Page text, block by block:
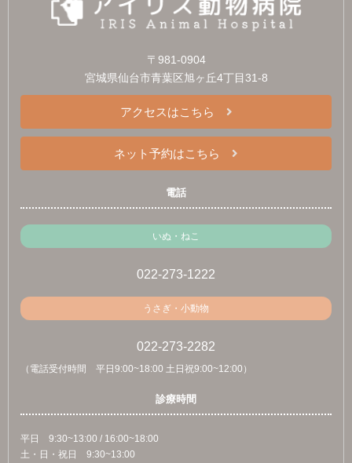
〒981-0904
宮城県仙台市青葉区旭ヶ丘4丁目31-8
アクセスはこちら
ネット予約はこちら
電話
いぬ・ねこ
022-273-1222
うさぎ・小動物
022-273-2282
（電話受付時間 平日9:00~18:00 土日祝9:00~12:00）
診療時間
平日 9:30~13:00 / 16:00~18:00
土・日・祝日 9:30~13:00